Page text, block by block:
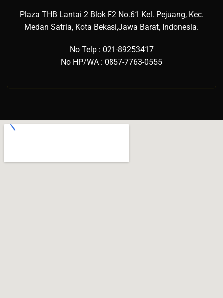
Plaza THB Lantai 2 Blok F2 No.61 Kel. Pejuang, Kec.
Medan Satria, Kota Bekasi,Jawa Barat, Indonesia.
No Telp : 021-89253417
No HP/WA : 0857-7763-0555